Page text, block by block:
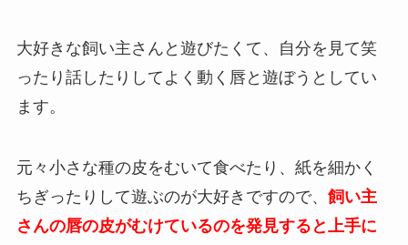
大好きな飼い主さんと遊びたくて、自分を見て笑
ったり話したりしてよく動く唇と遊ぼうとしてい
ます。
元々小さな種の皮をむいて食べたり、紙を細かく
ちぎったりして遊ぶのが大好きですので、 飼い主
さんの唇の皮がむけているのを発見すると上手に